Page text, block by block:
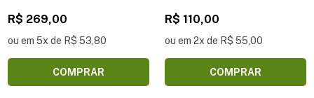
R$ 269,00
ou em 5x de R$ 53,80
COMPRAR
R$ 110,00
ou em 2x de R$ 55,00
COMPRAR